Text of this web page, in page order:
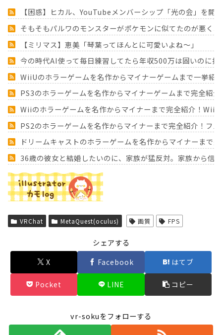
【困惑】ヒカル、YouTubeメンバーシップ「光の会」を開
そもそもパルワのモンスターがポケモンに似てたのが悪く
【ミリマス】恵美「琴葉ってほんとに可愛いよね～」
今の時代AI使って毎日練習してたら年収500万は固いのに
WiiUのホラーゲームを名作からマイナーゲームまで一挙紹
PS3のホラーゲームを名作からマイナーゲームまで完全紹
Wiiのホラーゲームを名作からマイナーまで完全紹介！Wii
PS2のホラーゲームを名作からマイナーまで完全紹介！フ
ドリームキャストのホラーゲームを名作からマイナーまで
36歳の彼女と結婚したいのに、家族が猛反対。家族から信
Powered by livedoor 相互RSS
VRChat MetaQuest(oculus) 画質 FPS
シェアする
X Facebook はてブ
Pocket LINE コピー
vr-sokuをフォローする